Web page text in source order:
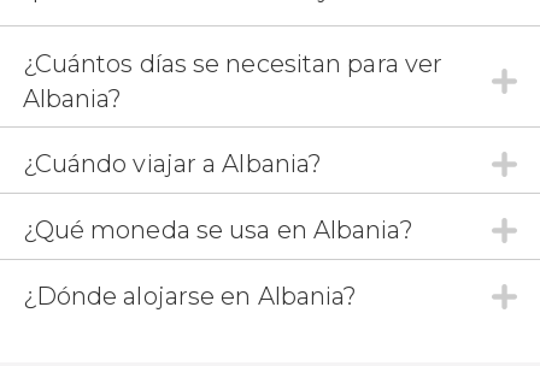
¿Cuántos días se necesitan para ver
Albania?
¿Cuándo viajar a Albania?
¿Qué moneda se usa en Albania?
¿Dónde alojarse en Albania?